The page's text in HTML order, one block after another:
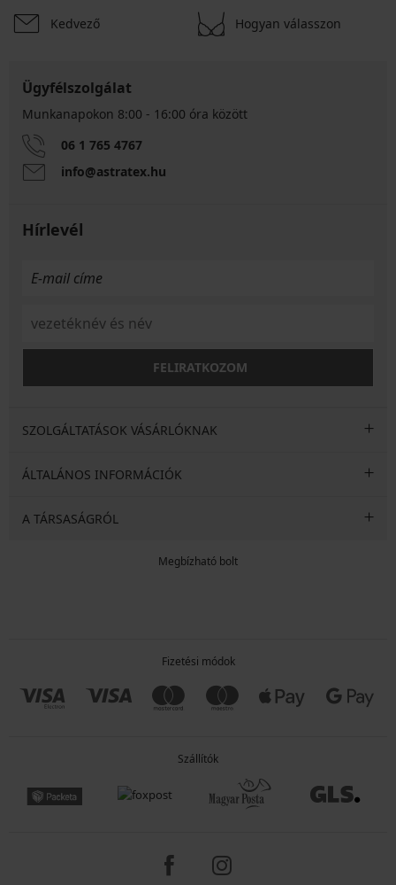
Kedvező Hogyan válasszon
Ügyfélszolgálat
Munkanapokon 8:00 - 16:00 óra között
06 1 765 4767
info@astratex.hu
Hírlevél
FELIRATKOZOM
SZOLGÁLTATÁSOK VÁSÁRLÓKNAK
ÁLTALÁNOS INFORMÁCIÓK
A TÁRSASÁGRÓL
Megbízható bolt
Fizetési módok
Szállítók